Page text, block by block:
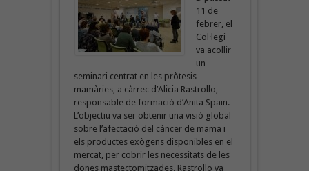
11 de
febrer, el
Col·legi
va acollir
un
seminari centrat en les pròtesis
mamàries, a càrrec d’Alicia Rastrollo,
responsable de formació d’Anita Spain.
L’objectiu va ser obtenir una visió global
sobre l’afectació del càncer de mama i
els productes exògens disponibles en el
mercat, per cobrir les necessitats de les
dones mastectomitzades. Rastrollo va